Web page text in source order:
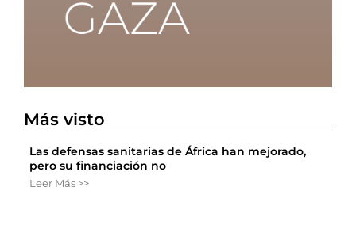
Más visto
Las defensas sanitarias de África han mejorado,
pero su financiación no
Leer Más >>